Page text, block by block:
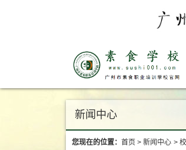
新闻中心
您现在的位置： 首页 > 新闻中心 >